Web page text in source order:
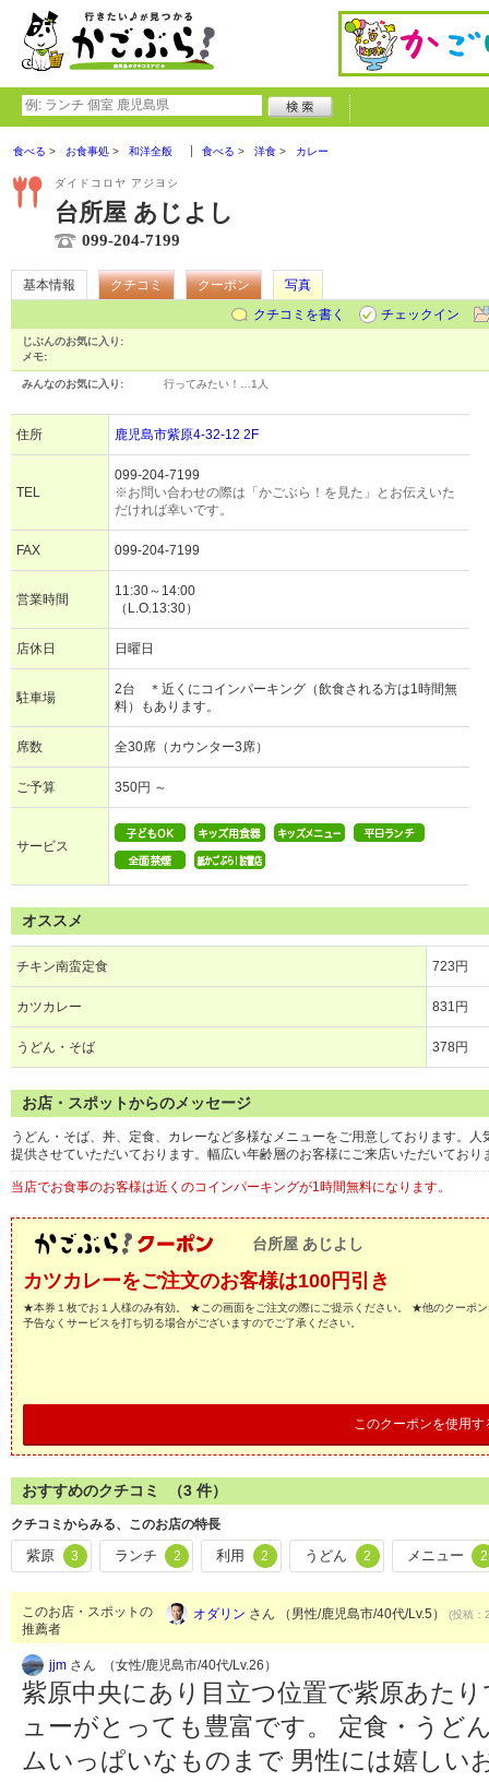
食べる お食事処 和洋全般 食べる 洋食 カレー
ダイドコロヤ アジヨシ
台所屋 あじよし
099-204-7199
基本情報 クチコミ クーポン
写真
クチコミを書く
チェックイン
じぶんのお気に入り:
メモ:
みんなのお気に入り: 行ってみたい！… 1人
住所 鹿児島市紫原4-32-12 2F
TEL
099-204-7199
※お問い合わせの際は「かごぶら！を見た」とお伝えいた
だければ幸いです。
FAX 099-204-7199
営業時間
11:30～14:00
（L.O.13:30）
店休日 日曜日
駐車場
2台 ＊近くにコインパーキング（飲食される方は1時間無
料）もあります。
席数 全30席（カウンター3席）
ご予算 350円 ～
サービス
オススメ
チキン南蛮定食 723円
カツカレー 831円
うどん・そば 378円
お店・スポットからのメッセージ
うどん・そば、丼、定食、カレーなど多様なメニューをご用意しております。
提供させていただいております。幅広い年齢層のお客様にご来店いただいてお
当店でお食事のお客様は近くのコインパーキングが1時間無料になります。
台所屋 あじよし
カツカレーをご注文のお客様は100円引き
★本券１枚でお１人様のみ有効。 ★この画面をご注文の際にご提示ください。 ★他のクーポ
予告なくサービスを打ち切る場合がございますのでご了承ください。
このクーポンを使用す
おすすめのクチコミ （3 件）
クチコミからみる、このお店の特長
紫原 3 ランチ 2 利用 2 うどん 2 メニュー 2
このお店・スポットの
推薦者
オダリン さん （男性/鹿児島市/40代/Lv.5） (投稿
jjm さん （女性/鹿児島市/40代/Lv.26）
紫原中央にあり目立つ位置で紫原あた
ューがとっても豊富です。 定食・うど
ムいっぱいなものまで 男性には嬉しい